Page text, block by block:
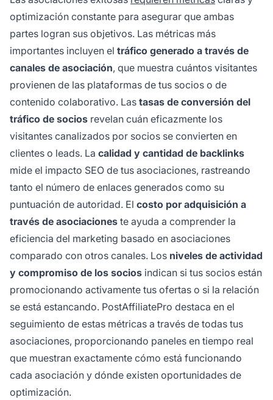
optimización constante para asegurar que ambas
partes logran sus objetivos. Las métricas más
importantes incluyen el tráfico generado a través de
canales de asociación, que muestra cuántos visitantes
provienen de las plataformas de tus socios o de
contenido colaborativo. Las tasas de conversión del
tráfico de socios revelan cuán eficazmente los
visitantes canalizados por socios se convierten en
clientes o leads. La calidad y cantidad de backlinks
mide el impacto SEO de tus asociaciones, rastreando
tanto el número de enlaces generados como su
puntuación de autoridad. El costo por adquisición a
través de asociaciones te ayuda a comprender la
eficiencia del marketing basado en asociaciones
comparado con otros canales. Los niveles de actividad
y compromiso de los socios indican si tus socios están
promocionando activamente tus ofertas o si la relación
se está estancando. PostAffiliatePro destaca en el
seguimiento de estas métricas a través de todas tus
asociaciones, proporcionando paneles en tiempo real
que muestran exactamente cómo está funcionando
cada asociación y dónde existen oportunidades de
optimización.